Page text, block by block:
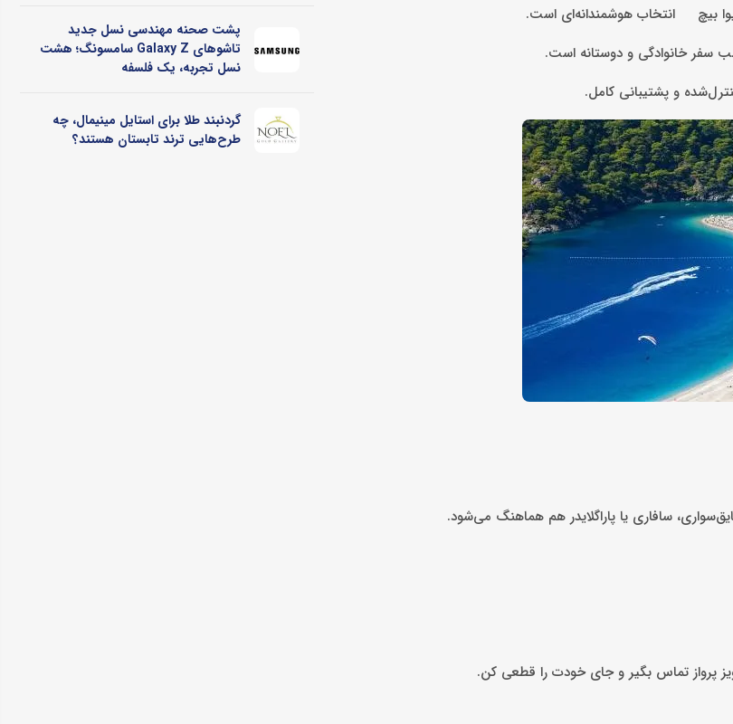
بیچ انتخاب هوشمندانه‌ای است.
سفر خانوادگی و دوستانه است.
و پشتیبانی کامل.
سافاری یا پاراگلایدر هم هماهنگ می‌شود.
پرواز تماس بگیر و جای خودت را قطعی کن.
پشت صحنه مهندسی نسل جدید
تاشوهای Galaxy Z سامسونگ؛ هشت
نسل تجربه، یک فلسفه
گردنبند طلا برای استایل مینیمال، چه
طرح‌هایی ترند تابستان هستند؟